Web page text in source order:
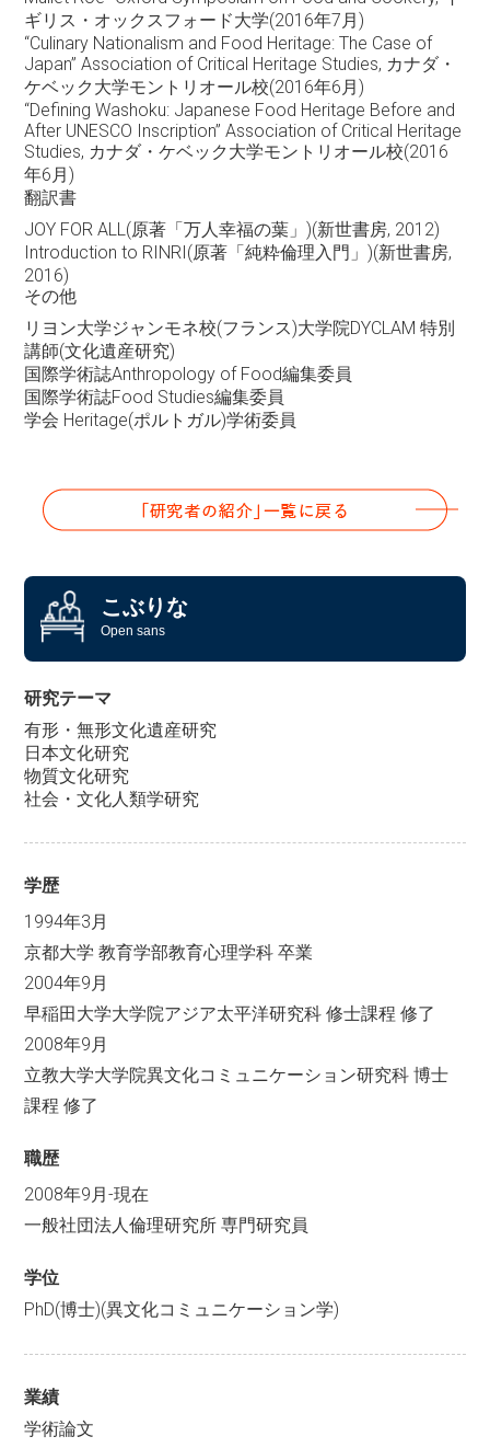
ギリス・オックスフォード大学(2016年7月)
“Culinary Nationalism and Food Heritage: The Case of
Japan” Association of Critical Heritage Studies, カナダ・
ケベック大学モントリオール校(2016年6月)
“Defining Washoku: Japanese Food Heritage Before and
After UNESCO Inscription” Association of Critical Heritage
Studies, カナダ・ケベック大学モントリオール校(2016
年6月)
翻訳書
JOY FOR ALL(原著「万人幸福の葉」)(新世書房, 2012)
Introduction to RINRI(原著「純粋倫理入門」)(新世書房,
2016)
その他
リヨン大学ジャンモネ校(フランス)大学院DYCLAM 特別
講師(文化遺産研究)
国際学術誌Anthropology of Food編集委員
国際学術誌Food Studies編集委員
学会 Heritage(ポルトガル)学術委員
こぶりな
Open sans
研究テーマ
有形・無形文化遺産研究
日本文化研究
物質文化研究
社会・文化人類学研究
学歴
1994年3月
京都大学 教育学部教育心理学科 卒業
2004年9月
早稲田大学大学院アジア太平洋研究科 修士課程 修了
2008年9月
立教大学大学院異文化コミュニケーション研究科 博士
課程 修了
職歴
2008年9月-現在
一般社団法人倫理研究所 専門研究員
学位
PhD(博士)(異文化コミュニケーション学)
業績
学術論文